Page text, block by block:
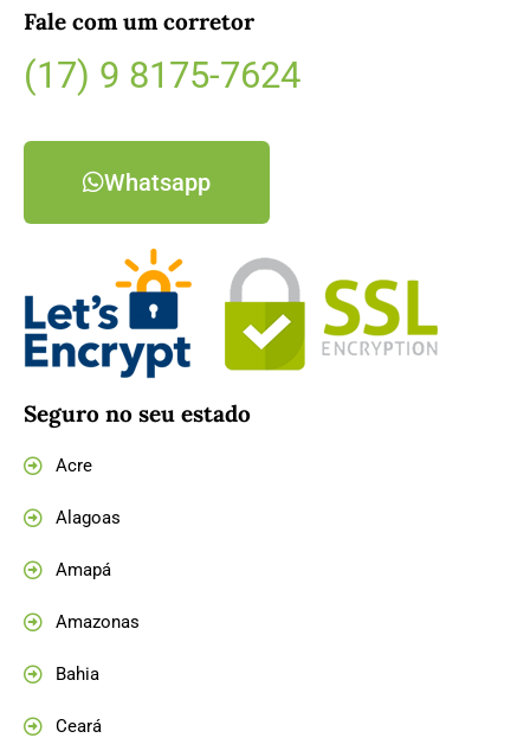
Fale com um corretor
(17) 9 8175-7624
Whatsapp
Seguro no seu estado
Acre
Alagoas
Amapá
Amazonas
Bahia
Ceará